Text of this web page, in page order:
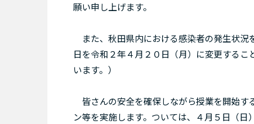
願い申し上げます。
また、秋田県内における感染者の発生状況
日を令和２年４月２０日（月）に変更する
います。）
皆さんの安全を確保しながら授業を開始す
ン等を実施します。ついては、４月５日（日